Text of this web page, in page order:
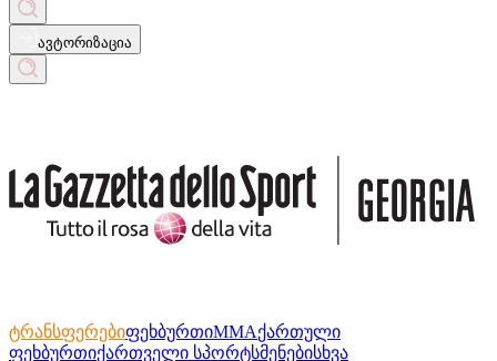
ავტორიზაცია
ტრანსფერებიფეხბურთიMMAქართული
ფეხბურთიქართველი სპორტსმენებისხვა